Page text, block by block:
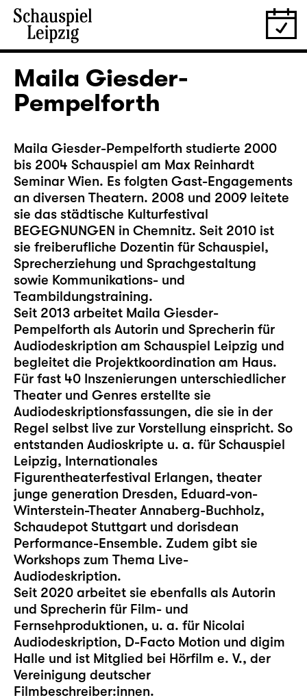
Maila Giesder-
Pempelforth
Maila Giesder-Pempelforth studierte 2000
bis 2004 Schauspiel am Max Reinhardt
Seminar Wien. Es folgten Gast-Engagements
an diversen Theatern. 2008 und 2009 leitete
sie das städtische Kulturfestival
BEGEGNUNGEN in Chemnitz. Seit 2010 ist
sie freiberufliche Dozentin für Schauspiel,
Sprecherziehung und Sprachgestaltung
sowie Kommunikations- und
Teambildungstraining.
Seit 2013 arbeitet Maila Giesder-
Pempelforth als Autorin und Sprecherin für
Audiodeskription am Schauspiel Leipzig und
begleitet die Projektkoordination am Haus.
Für fast 40 Inszenierungen unterschiedlicher
Theater und Genres erstellte sie
Audiodeskriptionsfassungen, die sie in der
Regel selbst live zur Vorstellung einspricht. So
entstanden Audioskripte u. a. für Schauspiel
Leipzig, Internationales
Figurentheaterfestival Erlangen, theater
junge generation Dresden, Eduard-von-
Winterstein-Theater Annaberg-Buchholz,
Schaudepot Stuttgart und dorisdean
Performance-Ensemble. Zudem gibt sie
Workshops zum Thema Live-
Audiodeskription.
Seit 2020 arbeitet sie ebenfalls als Autorin
und Sprecherin für Film- und
Fernsehproduktionen, u. a. für Nicolai
Audiodeskription, D-Facto Motion und digim
Halle und ist Mitglied bei Hörfilm e. V., der
Vereinigung deutscher
Filmbeschreiber:innen.